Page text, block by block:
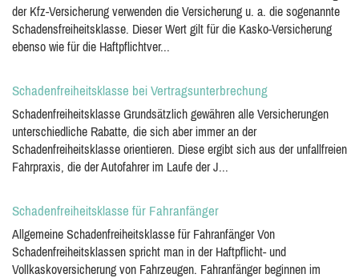
der Kfz-Versicherung verwenden die Versicherung u. a. die sogenannte
Schadensfreiheitsklasse. Dieser Wert gilt für die Kasko-Versicherung
ebenso wie für die Haftpflichtver...
Schadenfreiheitsklasse bei Vertragsunterbrechung
Schadenfreiheitsklasse Grundsätzlich gewähren alle Versicherungen
unterschiedliche Rabatte, die sich aber immer an der
Schadenfreiheitsklasse orientieren. Diese ergibt sich aus der unfallfreien
Fahrpraxis, die der Autofahrer im Laufe der J...
Schadenfreiheitsklasse für Fahranfänger
Allgemeine Schadenfreiheitsklasse für Fahranfänger Von
Schadenfreiheitsklassen spricht man in der Haftpflicht- und
Vollkaskoversicherung von Fahrzeugen. Fahranfänger beginnen im